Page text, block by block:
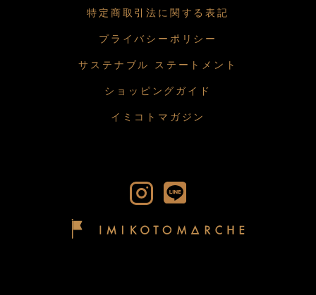
特定商取引法に関する表記
プライバシーポリシー
サステナブル ステートメント
ショッピングガイド
イミコトマガジン